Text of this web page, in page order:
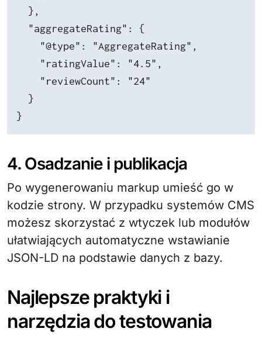
  },
  "aggregateRating": {
    "@type": "AggregateRating",
    "ratingValue": "4.5",
    "reviewCount": "24"
  }
}
4. Osadzanie i publikacja
Po wygenerowaniu markup umieść go w
kodzie strony. W przypadku systemów CMS
możesz skorzystać z wtyczek lub modułów
ułatwiających automatyczne wstawianie
JSON-LD na podstawie danych z bazy.
Najlepsze praktyki i
narzędzia do testowania